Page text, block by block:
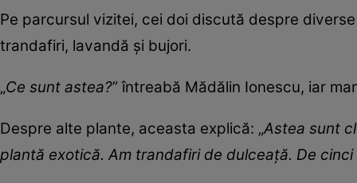
Pe parcursul vizitei, cei doi discută despre
trandafiri, lavandă și bujori.
„Ce sunt astea?” întreabă Mădălin Ionescu, iar
Despre alte plante, aceasta explică: „Astea sunt
plantă exotică. Am trandafiri de dulceață. De cinci